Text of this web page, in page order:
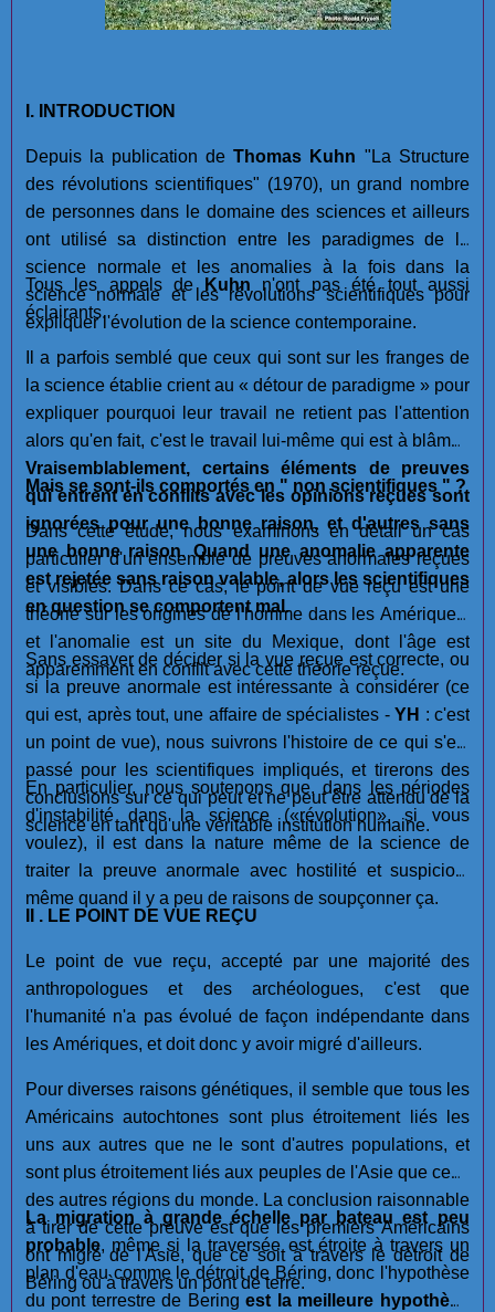
I. INTRODUCTION
Depuis la publication de Thomas Kuhn "La Structure
des révolutions scientifiques" (1970), un grand nombre
de personnes dans le domaine des sciences et ailleurs
ont utilisé sa distinction entre les paradigmes de la
science normale et les anomalies à la fois dans la
science normale et les révolutions scientifiques pour
expliquer l'évolution de la science contemporaine.
Tous les appels de Kuhn n'ont pas été tout aussi
éclairants.
Il a parfois semblé que ceux qui sont sur les franges de
la science établie crient au « détour de paradigme » pour
expliquer pourquoi leur travail ne retient pas l'attention
alors qu'en fait, c'est le travail lui-même qui est à blâmer.
Vraisemblablement, certains éléments de preuves
qui entrent en conflits avec les opinions reçues sont
ignorées pour une bonne raison, et d'autres sans
une bonne raison.Quand une anomalie apparente
est rejetée sans raison valable, alors les scientifiques
en question se comportent mal.
Mais se sont-ils comportés en " non scientifiques " ?
Dans cette étude, nous examinons en détail un cas
particulier d'un ensemble de preuves anormales reçues
et visibles. Dans ce cas, le point de vue reçu est une
théorie sur les origines de l'homme dans les Amériques,
et l'anomalie est un site du Mexique, dont l'âge est
apparemment en conflit avec cette théorie reçue.
Sans essayer de décider si la vue reçue est correcte, ou
si la preuve anormale est intéressante à considérer (ce
qui est, après tout, une affaire de spécialistes - YH : c'est
un point de vue), nous suivrons l'histoire de ce qui s'est
passé pour les scientifiques impliqués, et tirerons des
conclusions sur ce qui peut et ne peut être attendu de la
science en tant qu'une véritable institution humaine.
En particulier, nous soutenons que, dans les périodes
d'instabilité dans la science («révolution», si vous
voulez), il est dans la nature même de la science de
traiter la preuve anormale avec hostilité et suspicion,
même quand il y a peu de raisons de soupçonner ça.
II . LE POINT DE VUE REÇU
Le point de vue reçu, accepté par une majorité des
anthropologues et des archéologues, c'est que
l'humanité n'a pas évolué de façon indépendante dans
les Amériques, et doit donc y avoir migré d'ailleurs.
Pour diverses raisons génétiques, il semble que tous les
Américains autochtones sont plus étroitement liés les
uns aux autres que ne le sont d'autres populations, et
sont plus étroitement liés aux peuples de l'Asie que ceux
des autres régions du monde. La conclusion raisonnable
à tirer de cette preuve est que les premiers Américains
ont migré de l'Asie, que ce soit à travers le détroit de
Béring ou à travers un pont de terre.
La migration à grande échelle par bateau est peu
probable, même si la traversée est étroite à travers un
plan d'eau comme le détroit de Béring, donc l'hypothèse
du pont terrestre de Bering est la meilleure hypothèse